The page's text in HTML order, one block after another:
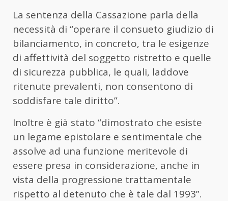
La sentenza della Cassazione parla della
necessità di “operare il consueto giudizio di
bilanciamento, in concreto, tra le esigenze
di affettività del soggetto ristretto e quelle
di sicurezza pubblica, le quali, laddove
ritenute prevalenti, non consentono di
soddisfare tale diritto”.
Inoltre è già stato “dimostrato che esiste
un legame epistolare e sentimentale che
assolve ad una funzione meritevole di
essere presa in considerazione, anche in
vista della progressione trattamentale
rispetto al detenuto che è tale dal 1993”.